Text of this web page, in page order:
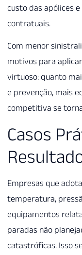
custo das apólices
contratuais.
Com menor
motivos para
virtuoso: quanto
e prevenção, mais
competitiva se
Casos
Empresas que
temperatura,
equipamentos
paradas não
catastróficas. Isso